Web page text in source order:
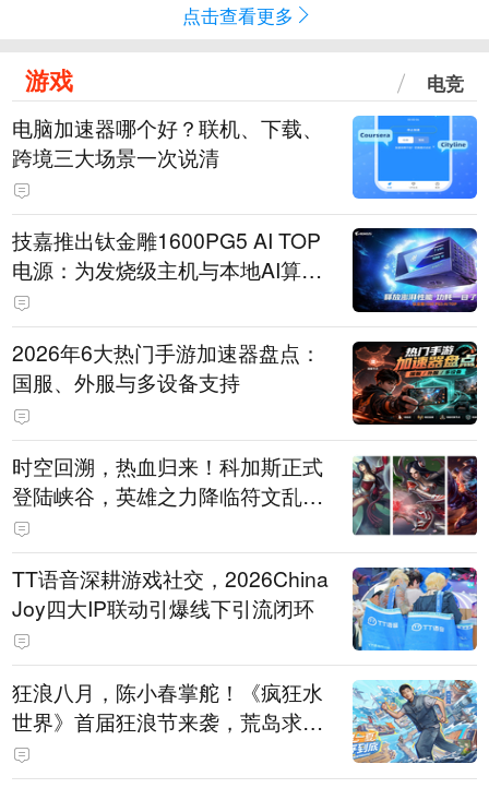
点击查看更多
游戏 电竞
电脑加速器哪个好？联机、下载、
跨境三大场景一次说清
技嘉推出钛金雕1600PG5 AI TOP
电源：为发烧级主机与本地AI算力
打造旗舰供电方案
2026年6大热门手游加速器盘点：
国服、外服与多设备支持
时空回溯，热血归来！科加斯正式
登陆峡谷，英雄之力降临符文乱
斗！
TT语音深耕游戏社交，2026China
Joy四大IP联动引爆线下引流闭环
狂浪八月，陈小春掌舵！《疯狂水
世界》首届狂浪节来袭，荒岛求生
直播即将开启